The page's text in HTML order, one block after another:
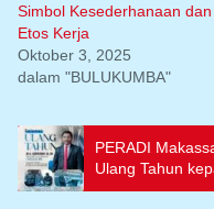
Simbol Kesederhanaan dan
Etos Kerja
Oktober 3, 2025
dalam "BULUKUMBA"
PERADI
Ulang Tahun
MH